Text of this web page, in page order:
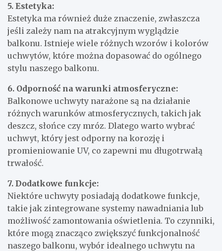
5. Estetyka:
Estetyka ma również duże znaczenie, zwłaszcza
jeśli zależy nam na atrakcyjnym wyglądzie
balkonu. Istnieje wiele różnych wzorów i kolorów
uchwytów, które można dopasować do ogólnego
stylu naszego balkonu.
6. Odporność na warunki atmosferyczne:
Balkonowe uchwyty narażone są na działanie
różnych warunków atmosferycznych, takich jak
deszcz, słońce czy mróz. Dlatego warto wybrać
uchwyt, który jest odporny na korozję i
promieniowanie UV, co zapewni mu długotrwałą
trwałość.
7. Dodatkowe funkcje:
Niektóre uchwyty posiadają dodatkowe funkcje,
takie jak zintegrowane systemy nawadniania lub
możliwość zamontowania oświetlenia. To czynniki,
które mogą znacząco zwiększyć funkcjonalność
naszego balkonu, wybór idealnego uchwytu na